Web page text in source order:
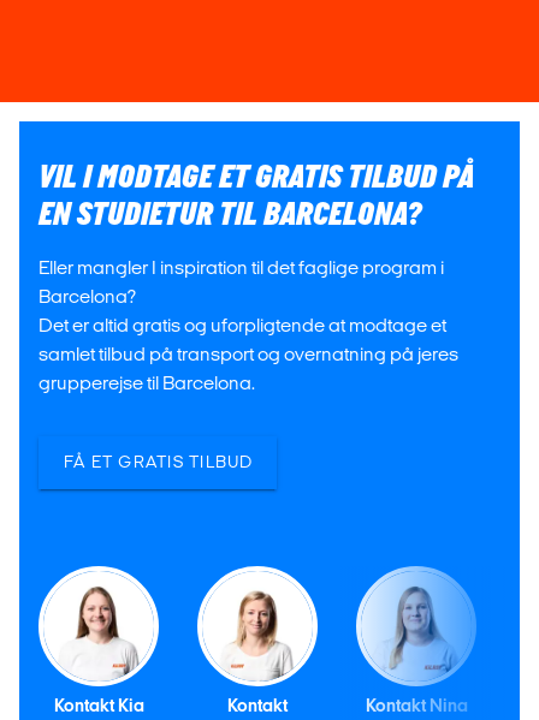
VIL I MODTAGE ET GRATIS TILBUD PÅ
EN STUDIETUR TIL BARCELONA?
Eller mangler I inspiration til det faglige program i
Barcelona?
Det er altid gratis og uforpligtende at modtage et
samlet tilbud på transport og overnatning på jeres
grupperejse til Barcelona.
FÅ ET GRATIS TILBUD
Kontakt Kia
Kontakt
Kontakt Nina